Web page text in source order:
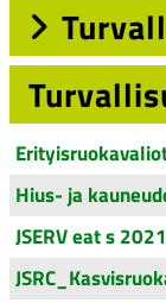
Hius- ja
JSERV eat s